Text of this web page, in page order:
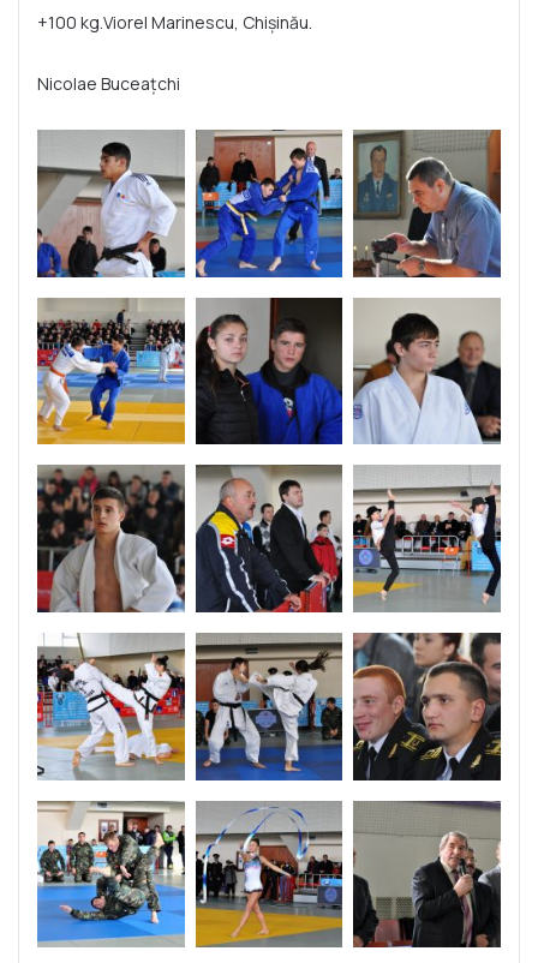
+100 kg.Viorel Marinescu, Chișinău.
Nicolae Buceațchi